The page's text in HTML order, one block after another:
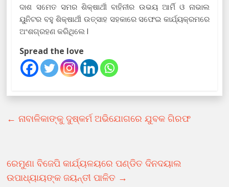
ଦାଶ ସମେତ ସମର ଶିକ୍ଷାର୍ଥୀ ବାହିନୀର ଉଭୟ ଆର୍ମି ଓ ନାଭାଲ
ୟୁନିଟର ବହୁ ଶିକ୍ଷାର୍ଥୀ ଉତ୍ସାହ ସହକାରେ ସଫେଇ କାର୍ଯ୍ୟକ୍ରମରେ
ଅଂଶଗ୍ରହଣ କରିଥିଲେ l
Spread the love
← ନାବାଳିକାଙ୍କୁ ଦୁଷ୍କର୍ମ ଅଭିଯୋଗରେ ଯୁବକ ଗିରଫ
ରେମୁଣା ବିଜେପି କାର୍ଯ୍ୟଳୟରେ ପଣ୍ଡିତ ଦିନଦୟାଲ
ଉପାଧ୍ୟାୟଙ୍କ ଜୟନ୍ତୀ ପାଳିତ →